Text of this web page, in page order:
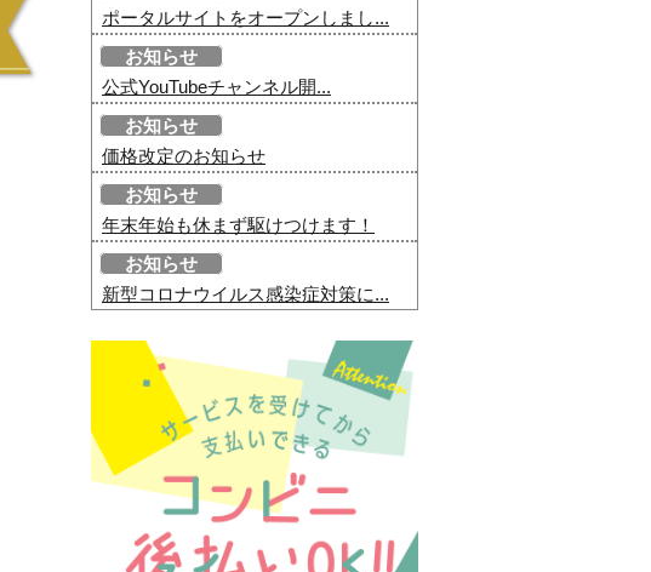
ポータルサイトをオープンしまし...
お知らせ
公式YouTubeチャンネル開...
お知らせ
価格改定のお知らせ
お知らせ
年末年始も休まず駆けつけます！
お知らせ
新型コロナウイルス感染症対策に...